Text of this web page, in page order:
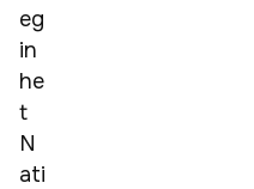
eg
in
he
t
N
ati